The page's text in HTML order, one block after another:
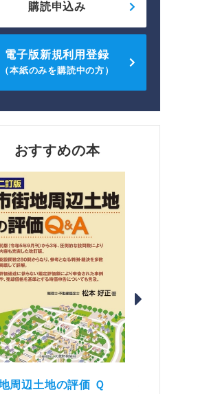
購読申込み
電子版新規利用登録
（本紙のみを購読中の方）
おすすめの本
解説とQ&amp;Aでわかる 電子